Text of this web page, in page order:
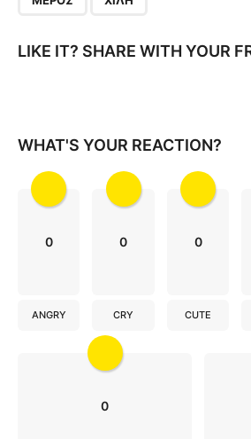
a
n
LIKE IT? SHARE WITH YOUR
WHAT'S YOUR REACTION?
0
ANGRY
0
CRY
0
CUTE
0